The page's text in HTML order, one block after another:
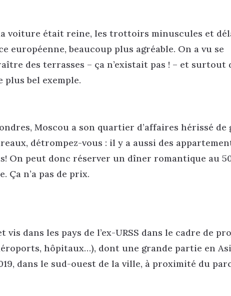
voiture était reine, les trottoirs minuscules et
européenne, beaucoup plus agréable. On a vu se
des terrasses – ça n’existait pas ! – et surtout
plus bel exemple.
Moscou a son quartier d’affaires hérissé
détrompez-vous : il y a aussi des
On peut donc réserver un dîner romantique au
Ça n’a pas de prix.
dans les pays de l’ex-URSS dans le cadre de
hôpitaux…), dont une grande partie en
dans le sud-ouest de la ville, à proximité du